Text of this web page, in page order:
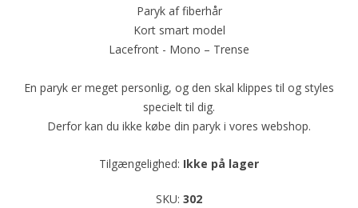
Paryk af fiberhår
Kort smart model
Lacefront - Mono – Trense
En paryk er meget personlig, og den skal klippes til og styles
specielt til dig.
Derfor kan du ikke købe din paryk i vores webshop.
Tilgængelighed: Ikke på lager
SKU: 302